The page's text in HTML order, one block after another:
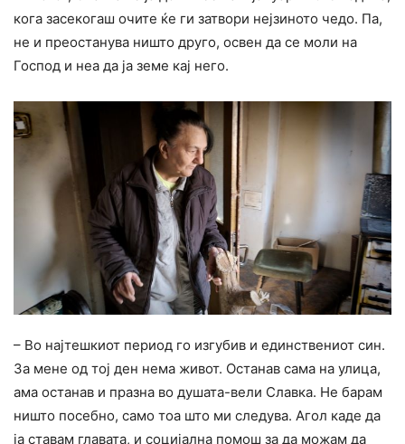
кога засекогаш очите ќе ги затвори нејзиното чедо. Па,
не и преостанува ништо друго, освен да се моли на
Господ и неа да ја земе кај него.
– Во најтешкиот период го изгубив и единствениот син.
За мене од тој ден нема живот. Останав сама на улица,
ама останав и празна во душата-вели Славка. Не барам
ништо посебно, само тоа што ми следува. Агол каде да
ја ставам главата, и социјална помош за да можам да